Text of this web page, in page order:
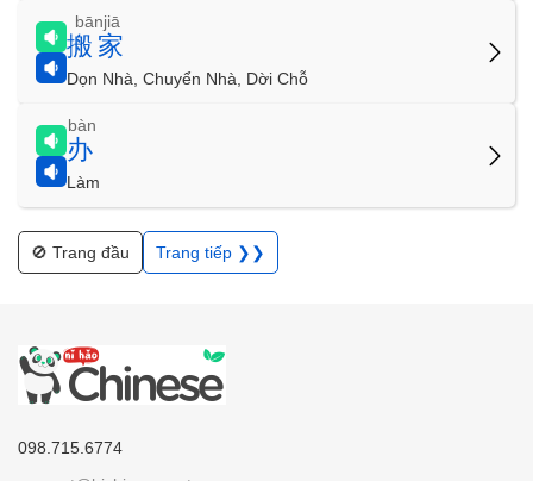
搬家
bānjiā
Dọn Nhà, Chuyển Nhà, Dời Chỗ
办
bàn
Làm
🚫 Trang đầu Trang tiếp ❯❯
098.715.6774